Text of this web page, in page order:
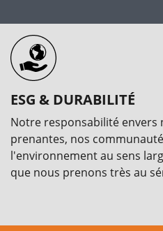
ESG & DURABILITÉ
Notre responsabilité envers
prenantes, nos
l'environnement au sens
que nous prenons très au